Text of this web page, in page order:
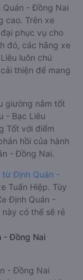
Quán - Đồng Nai
cao. Trên xe
phục vụ cho
đó, các hãng xe
luôn chú
thiện để mang
giường nằm tốt
- Bạc Liêu
Tốt với điểm
hồi của hành
- Đồng Nai.
từ Định Quán -
Tuấn Hiệp. Tùy
Định Quán -
có thể sẽ rẻ
- Đồng Nai
- Đồng Nai